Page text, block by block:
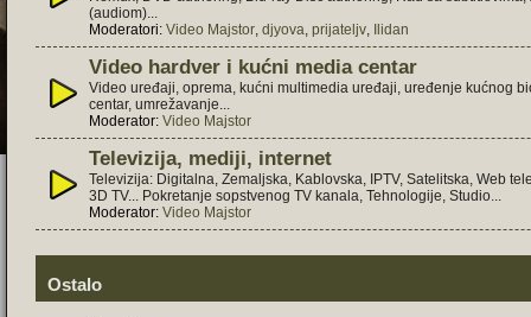
(audiom)...
Moderatori: Video Majstor, djyova, prijateljv, Ilidan
Video hardver i kućni media centar
Video uređaji, oprema, kućni multimedia uređaji, uređenje kućnog
centar, umrežavanje...
Moderator: Video Majstor
Televizija, mediji, internet
Televizija: Digitalna, Zemaljska, Kablovska, IPTV, Satelitska, Web
3D TV... Pokretanje sopstvenog TV kanala, Tehnologije, Studio...
Moderator: Video Majstor
Ostalo